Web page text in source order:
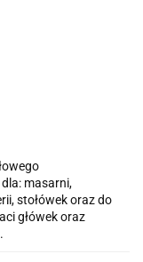
masarni,
stołówek oraz do
główek oraz